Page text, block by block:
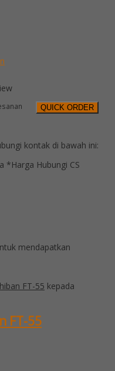
QUICK ORDER
kontak di bawah ini:
*Harga Hubungi CS
mendapatkan
FT-55 kepada
FT-55